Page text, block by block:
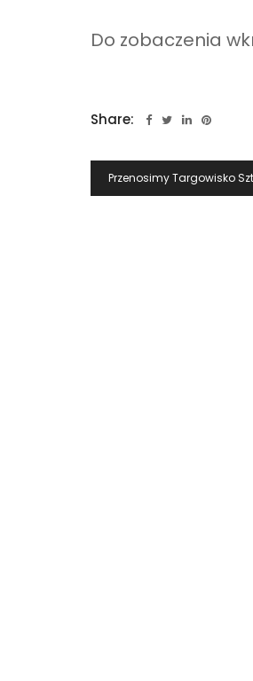
Do zobaczenia
Share:
Nawigacja
Wpisu
Przenosimy Targowisko